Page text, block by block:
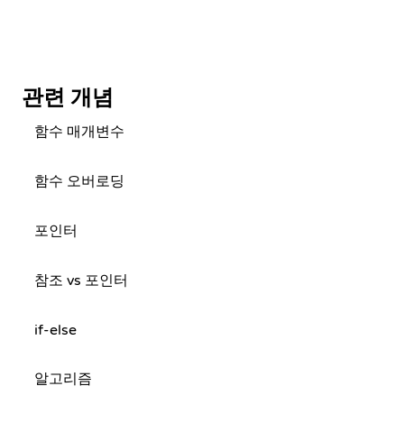
관련 개념
함수 매개변수
함수 오버로딩
포인터
참조 vs 포인터
if-else
알고리즘